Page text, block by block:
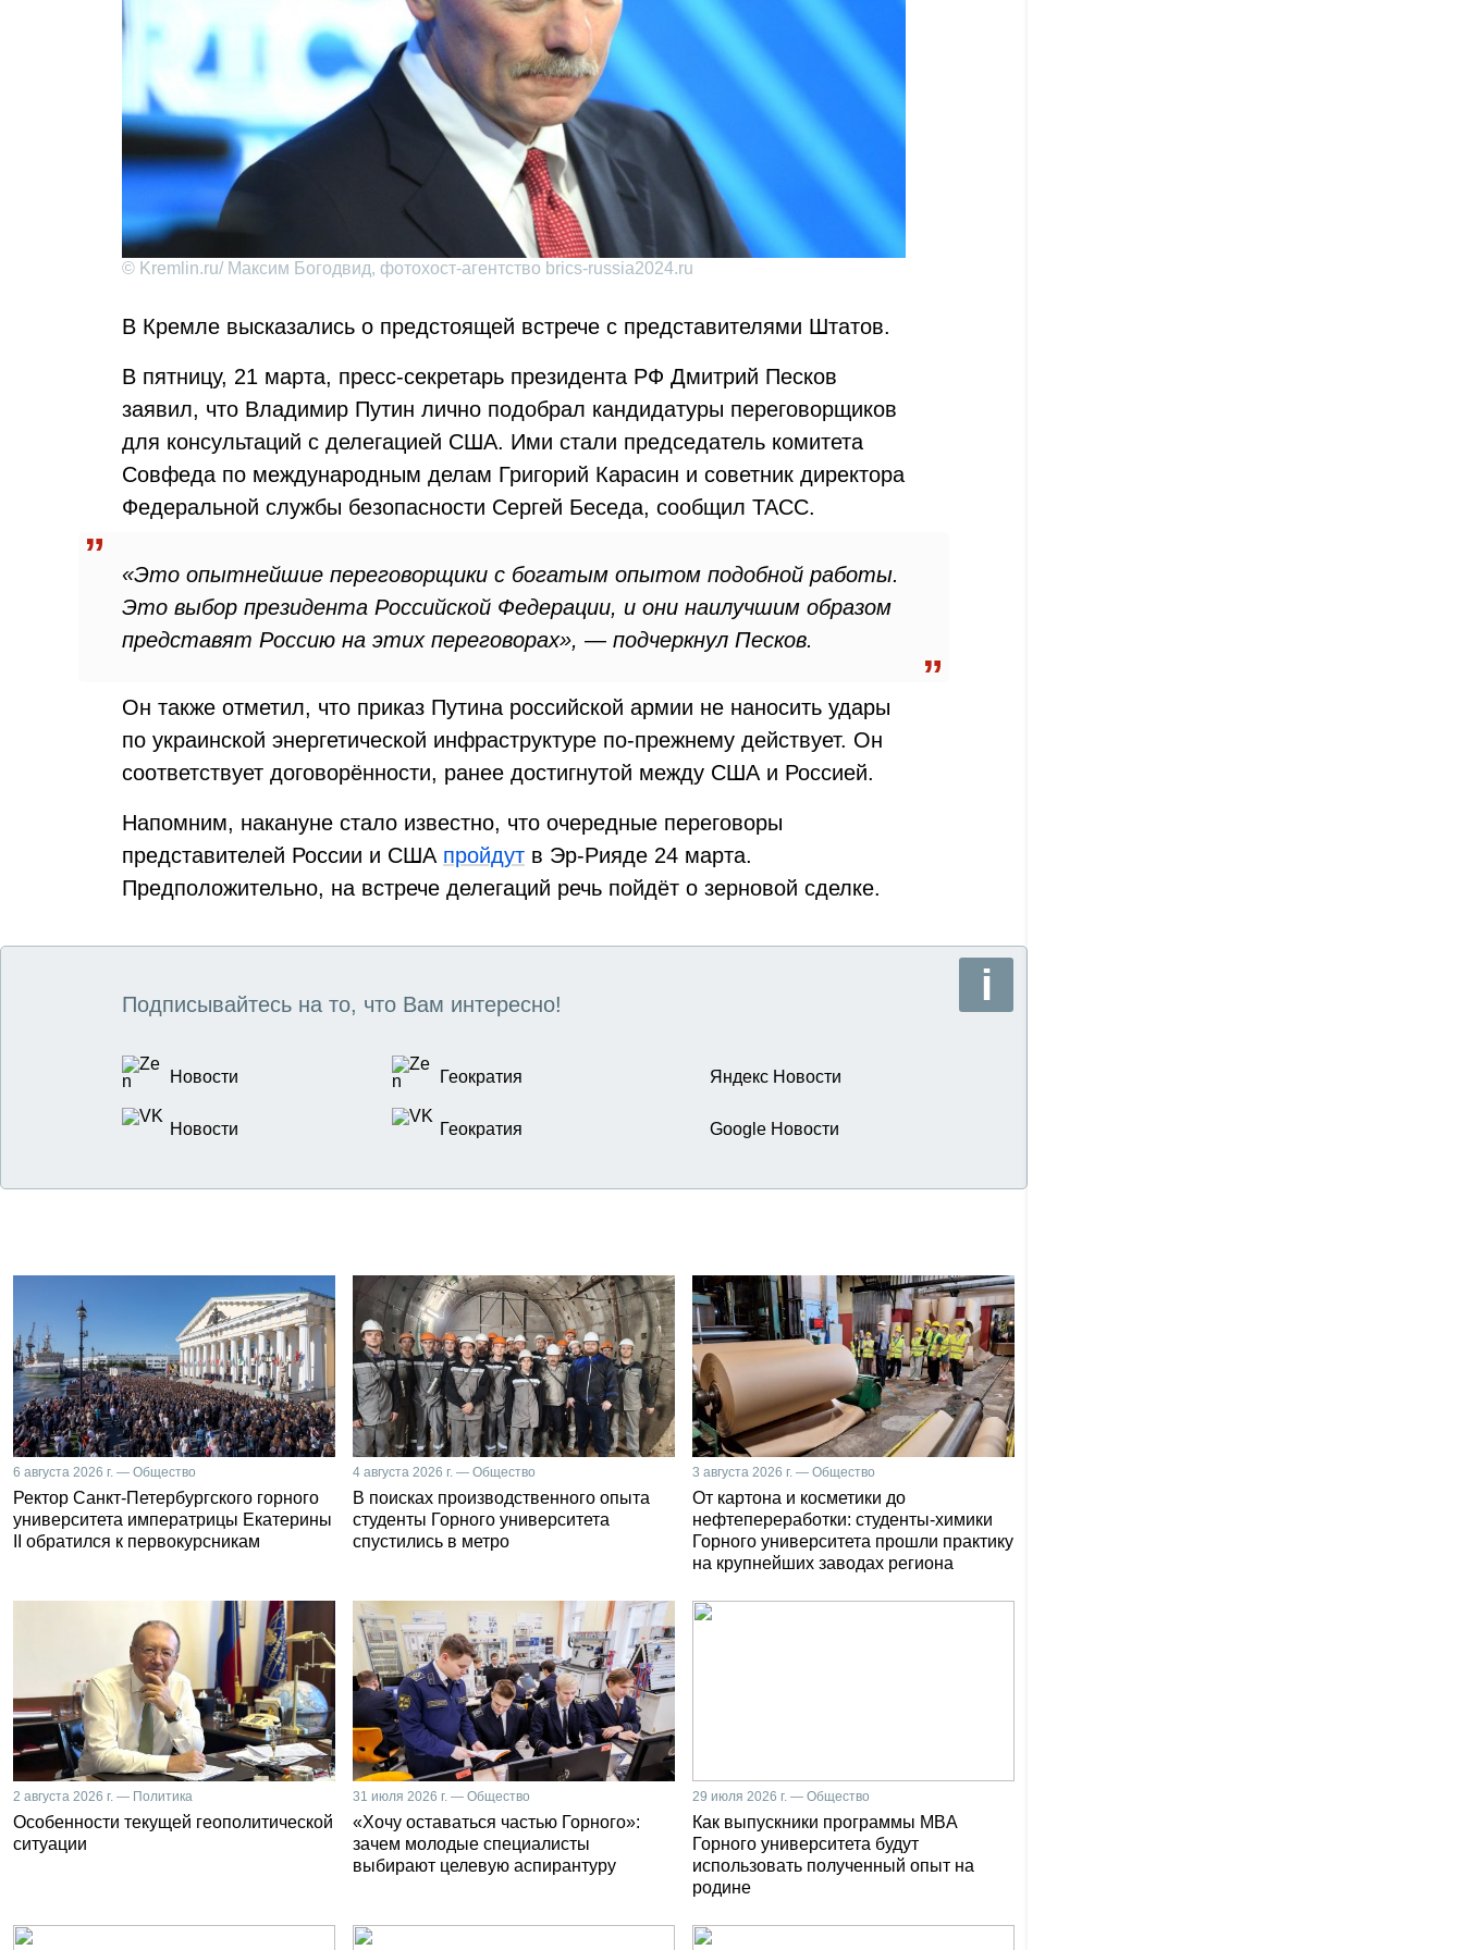
© Kremlin.ru/ Максим Богодвид, фотохост-агентство brics-russia2024.ru
В Кремле высказались о предстоящей встрече с представителями Штатов.
В пятницу, 21 марта, пресс-секретарь президента РФ Дмитрий Песков
заявил, что Владимир Путин лично подобрал кандидатуры переговорщиков
для консультаций с делегацией США. Ими стали председатель комитета
Совфеда по международным делам Григорий Карасин и советник директора
Федеральной службы безопасности Сергей Беседа, сообщил ТАСС.
«Это опытнейшие переговорщики с богатым опытом подобной работы.
Это выбор президента Российской Федерации, и они наилучшим образом
представят Россию на этих переговорах», — подчеркнул Песков.
Он также отметил, что приказ Путина российской армии не наносить удары
по украинской энергетической инфраструктуре по-прежнему действует. Он
соответствует договорённости, ранее достигнутой между США и Россией.
Напомним, накануне стало известно, что очередные переговоры
представителей России и США пройдут в Эр-Рияде 24 марта.
Предположительно, на встрече делегаций речь пойдёт о зерновой сделке.
Подписывайтесь на то, что Вам интересно!
Новости Геократия Яндекс Новости
Новости Геократия Google Новости
6 августа 2026 г. — Общество
Ректор Санкт-Петербургского горного
университета императрицы Екатерины
II обратился к первокурсникам
4 августа 2026 г. — Общество
В поисках производственного опыта
студенты Горного университета
спустились в метро
3 августа 2026 г. — Общество
От картона и косметики до
нефтепереработки: студенты-химики
Горного университета прошли практику
на крупнейших заводах региона
2 августа 2026 г. — Политика
Особенности текущей геополитической
ситуации
31 июля 2026 г. — Общество
«Хочу оставаться частью Горного»:
зачем молодые специалисты
выбирают целевую аспирантуру
29 июля 2026 г. — Общество
Как выпускники программы MBA
Горного университета будут
использовать полученный опыт на
родине